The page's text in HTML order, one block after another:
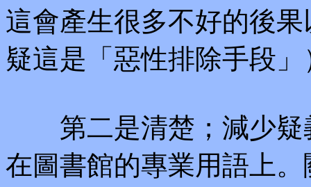
這會產生很多不好的後
疑這是「惡性排除手段」
第二是清楚；減少疑
在圖書館的專業用語上